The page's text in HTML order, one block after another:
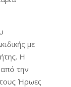
με
Η
την
Ήρωες